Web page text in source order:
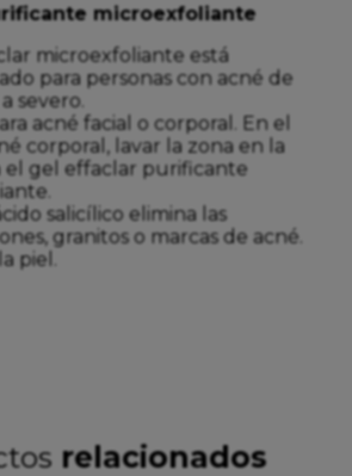
microexfoliante
microexfoliante está
para personas con acné de
severo.
acné facial o corporal. En el
corporal, lavar la zona en la
el gel effaclar purificante
salicílico elimina las
granitos o marcas de acné.
piel.
relacionados